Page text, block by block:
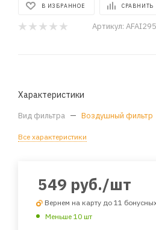
В ИЗБРАННОЕ СРАВНИТЬ
Артикул: AFAI295
Характеристики
Вид фильтра — Воздушный фильтр
Все характеристики
549 руб./шт
Вернем на карту до 11
Меньше 10 шт